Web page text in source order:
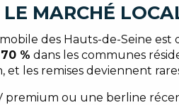
LE MARCHÉ
des Hauts-de-Seine
% dans les communes
et les remises deviennent
premium ou une berline